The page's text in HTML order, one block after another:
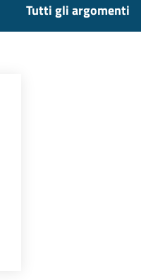
Tutti gli argomenti